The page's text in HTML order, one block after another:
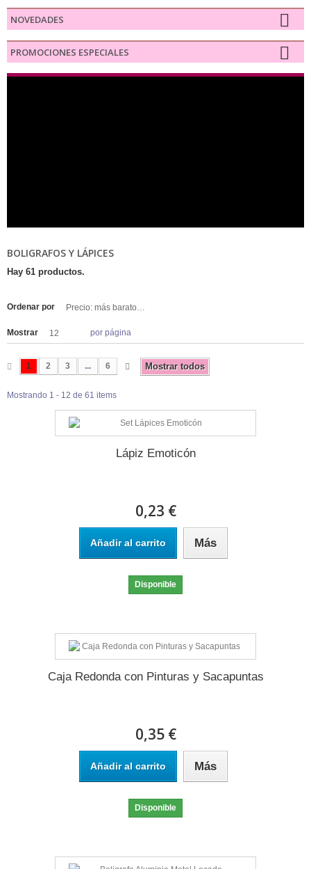
NOVEDADES
PROMOCIONES ESPECIALES
BOLIGRAFOS Y LÁPICES
Hay 61 productos.
Ordenar por Precio: más baratos primero
Mostrar 12 por página
Mostrar todos
1 2 3 ... 6
Mostrando 1 - 12 de 61 items
Lápiz Emoticón
0,23 €
Añadir al carrito Más
Disponible
Caja Redonda con Pinturas y Sacapuntas
0,35 €
Añadir al carrito Más
Disponible